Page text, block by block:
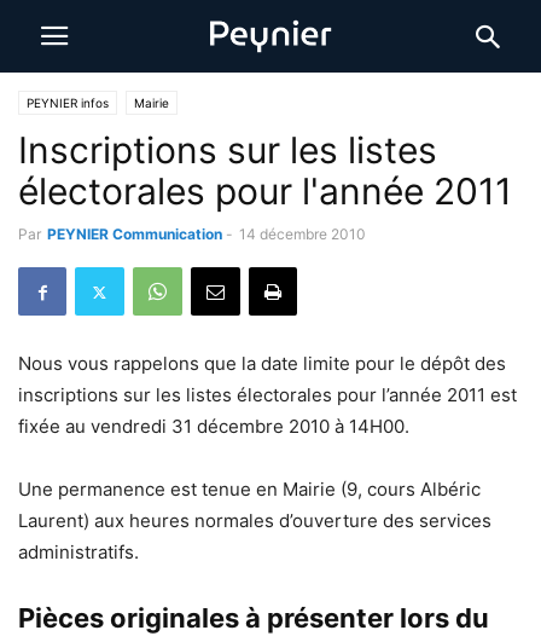
PEYNIER infos Mairie
Inscriptions sur les listes
électorales pour l'année 2011
Par PEYNIER Communication - 14 décembre 2010
Nous vous rappelons que la date limite pour le dépôt des
inscriptions sur les listes électorales pour l’année 2011 est
fixée au vendredi 31 décembre 2010 à 14H00.
Une permanence est tenue en Mairie (9, cours Albéric
Laurent) aux heures normales d’ouverture des services
administratifs.
Pièces originales à présenter lors du